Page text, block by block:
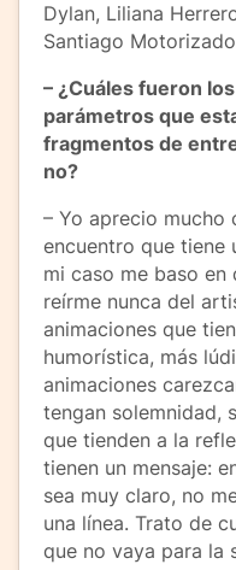
Dylan, Liliana
Santiago
– ¿Cuáles fueron
parámetros que
fragmentos de
no?
– Yo aprecio
encuentro que tiene
mi caso me baso
reírme nunca del
animaciones que
humorística, más
animaciones
tengan solemnidad,
que tienden a la
tienen un mensaje:
sea muy claro, no
una línea. Trato de
que no vaya para la